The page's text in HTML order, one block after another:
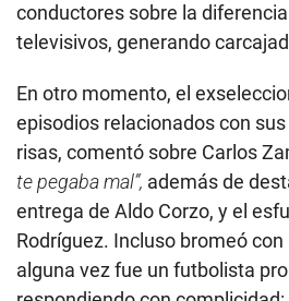
conductores sobre la
televisivos, generando
En otro momento, el
episodios relacionados con
risas, comentó sobre Carlos
te pegaba mal”, además de
entrega de Aldo Corzo, y el
Rodríguez. Incluso bromeó
alguna vez fue un futbolista